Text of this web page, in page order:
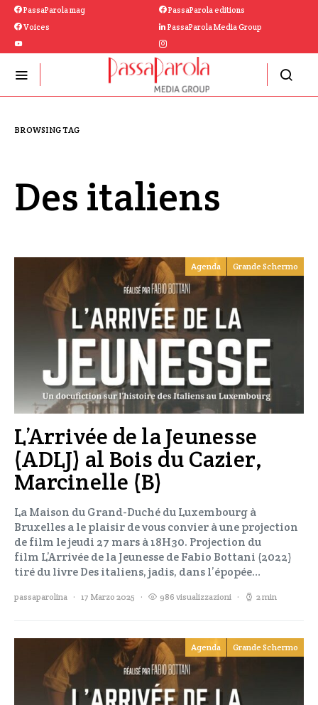
PassaParola mag
PassaParola editions
Voices
PassaParola Media Group
BROWSING TAG
Des italiens
Agenda Grande Schermo
L’Arrivée de la Jeunesse
(ADLJ) al Bois du Cazier,
Marcinelle (B)
La Maison du Grand-Duché du Luxembourg à
Bruxelles a le plaisir de vous convier à une projection
de film le jeudi 27 mars à 18H30. Projection du
film L’Arrivée de la Jeunesse de Fabio Bottani (2022)
tiré du livre Des italiens, jadis, dans l’épopée…
passaparolina 17 Marzo 2025 986 visualizzazioni 2 min
Agenda Grande Schermo